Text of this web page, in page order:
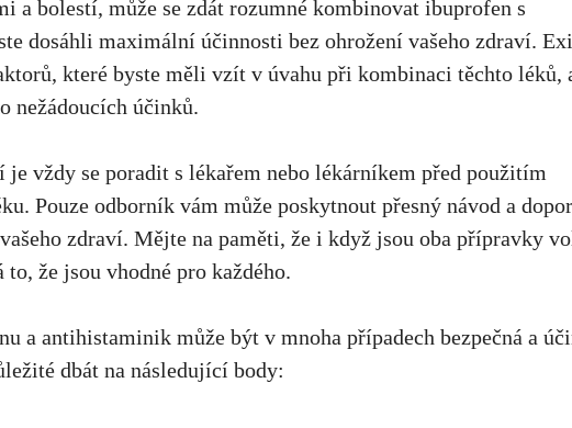
‍a bolestí, může se zdát rozumné kombinovat ibuprofen s
dosáhli maximální účinnosti bez ohrožení vašeho zdraví.
​které‌ byste měli vzít ‌v úvahu při kombinaci těchto‍ léků,
účinků.
vždy ‍se poradit s lékařem‌ nebo lékárníkem před použitím
Pouze odborník vám může poskytnout přesný návod a
zdraví. Mějte na paměti, ⁣že i když jsou oba přípravky
to, že jsou vhodné pro každého.
a antihistaminik může být v mnoha případech bezpečná a
dbát na následující body: